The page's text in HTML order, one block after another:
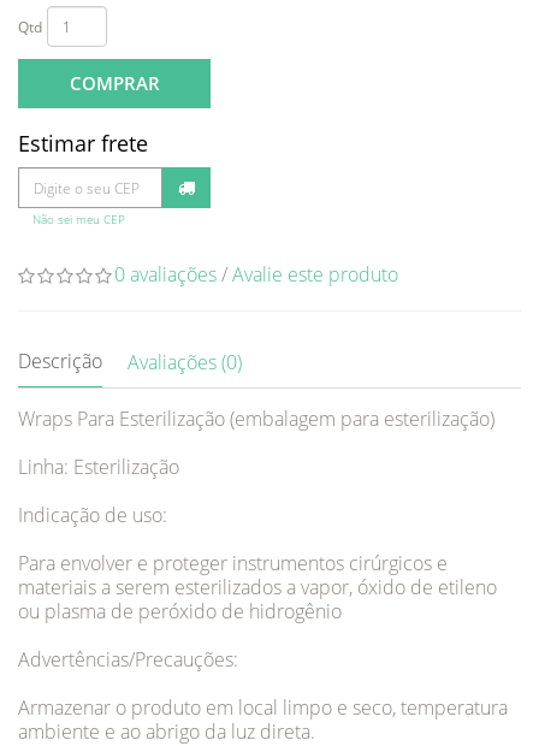
Qtd
COMPRAR
Estimar frete
Não sei meu CEP
0 avaliações/Avalie este produto
Descrição Avaliações (0)
Wraps Para Esterilização (embalagem para esterilização)
Linha: Esterilização
Indicação de uso:
Para envolver e proteger instrumentos cirúrgicos e
materiais a serem esterilizados a vapor, óxido de etileno
ou plasma de peróxido de hidrogênio
Advertências/Precauções:
Armazenar o produto em local limpo e seco, temperatura
ambiente e ao abrigo da luz direta.